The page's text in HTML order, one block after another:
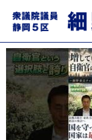
mqdefault.jpg
2026.06.22